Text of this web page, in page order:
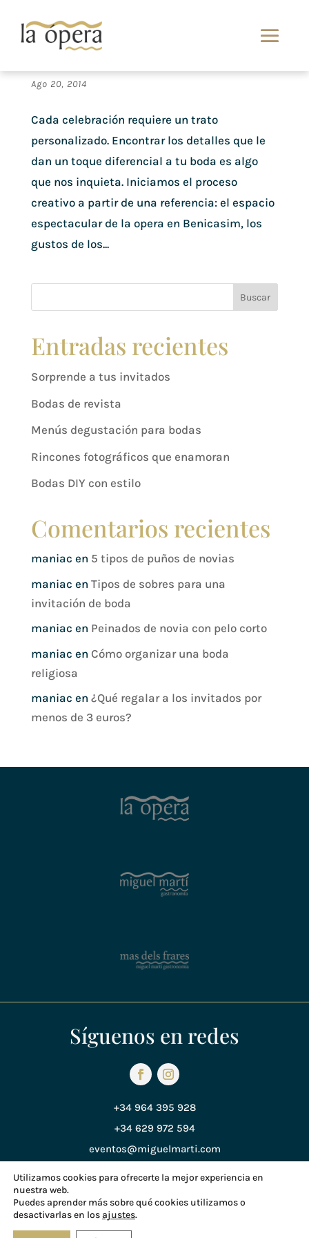
Detalles para personalizar la barra libre de tu
Ago 20, 2014
Cada celebración requiere un trato
personalizado. Encontrar los detalles que le
dan un toque diferencial a tu boda es algo
que nos inquieta. Iniciamos el proceso
creativo a partir de una referencia: el espacio
espectacular de la opera en Benicasim, los
gustos de los...
Buscar
Entradas recientes
Sorprende a tus invitados
Bodas de revista
Menús degustación para bodas
Rincones fotográficos que enamoran
Bodas DIY con estilo
Comentarios recientes
maniac en 5 tipos de puños de novias
maniac en Tipos de sobres para una
invitación de boda
maniac en Peinados de novia con pelo corto
maniac en Cómo organizar una boda
religiosa
maniac en ¿Qué regalar a los invitados por
menos de 3 euros?
Síguenos en redes
+34 964 395 928
+34 629 972 594
eventos@miguelmarti.com
Política de Privacidad
Política de Cookies
Utilizamos cookies para ofrecerte la mejor experiencia en
nuestra web.
Puedes aprender más sobre qué cookies utilizamos o
desactivarlas en losajustes.